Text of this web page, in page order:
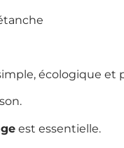
écologique et
est essentielle.